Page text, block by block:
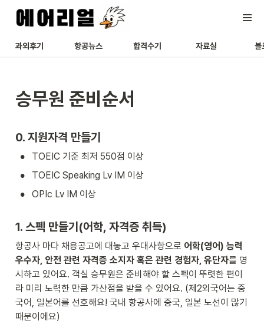
과외후기 항공뉴스 합격수기 자료실 블
승무원 준비순서
0. 지원자격 만들기
• TOEIC 기준 최저 550점 이상
• TOEIC Speaking Lv IM 이상
• OPIc Lv IM 이상
1. 스펙 만들기(어학, 자격증 취득)
항공사 마다 채용공고에 대놓고 우대사항으로 어학(영어) 능력
우수자, 안전 관련 자격증 소지자 혹은 관련 경험자, 유단자를 명
시하고 있어요. 객실 승무원은 준비해야 할 스펙이 뚜렷한 편이
라 미리 노력한 만큼 가산점을 받을 수 있어요. (제2외국어는 중
국어, 일본어를 선호해요! 국내 항공사에 중국, 일본 노선이 많기
때문이에요)